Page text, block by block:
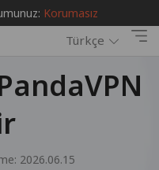
Korumasız
Türkçe
2026.06.15